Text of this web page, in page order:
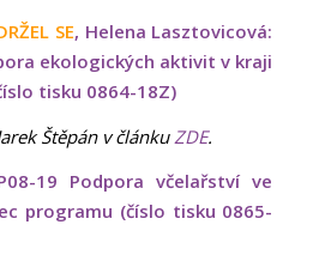
SE, Helena Lasztovicová:
ekologických aktivit v kraji
tisku 0864-18Z)
Štěpán v článku ZDE.
19 Podpora včelařství ve
programu (číslo tisku 0865-